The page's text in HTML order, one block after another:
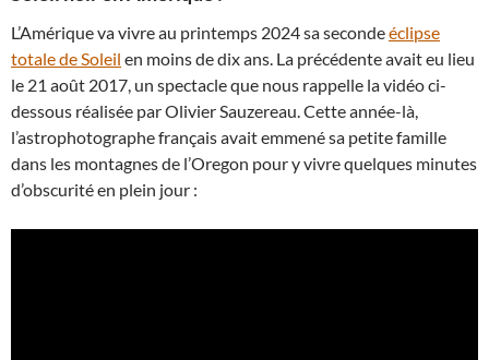
L’Amérique va vivre au printemps 2024 sa secondeéclipse
totale de Soleil en moins de dix ans. La précédente avait eu lieu
le 21 août 2017, un spectacle que nous rappelle la vidéo ci-
dessous réalisée par Olivier Sauzereau. Cette année-là,
l’astrophotographe français avait emmené sa petite famille
dans les montagnes de l’Oregon pour y vivre quelques minutes
d’obscurité en plein jour :